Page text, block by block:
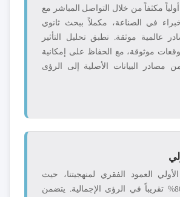
أولياً مكثفاً من خلال التواصل المباشر مع
في الصناعة، مكملاً ببحث ثانوي
عالمية موثقة. نطبق تحليل التأثير
موثوقة، مع الحفاظ على إمكانية
من مصادر البيانات الأصلية إلى الرؤى
العمود الفقري لمنهجيتنا، حيث
يساهم بنسبة 80% تقريباً في الرؤى الإجمالية. يتضمن